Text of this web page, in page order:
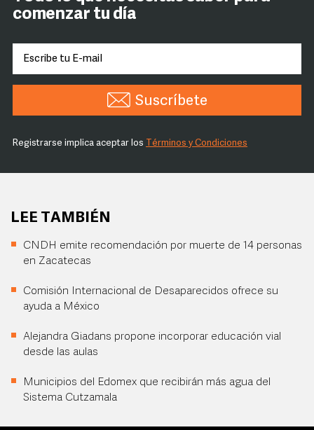
comenzar tu día
Suscríbete
Registrarse implica aceptar los Términos y Condiciones
LEE TAMBIÉN
CNDH emite recomendación por muerte de 14 personas
en Zacatecas
Comisión Internacional de Desaparecidos ofrece su
ayuda a México
Alejandra Giadans propone incorporar educación vial
desde las aulas
Municipios del Edomex que recibirán más agua del
Sistema Cutzamala